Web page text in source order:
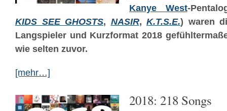
Kanye West-
KIDS SEE GHOSTS, NASIR, K.T.S.E.) waren
Langspieler und Kurzformat 2018
wie selten zuvor.
[mehr…]
2018: 218 Songs